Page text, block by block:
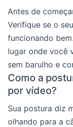
Antes de
Verifique se o
funcionando
lugar onde você
sem barulho e
Como a
por vídeo?
Sua postura diz
olhando para a